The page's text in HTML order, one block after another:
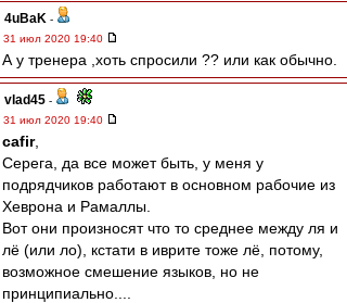
4uBaK -
31 июл 2020 19:40
А у тренера ,хоть спросили ?? или как обычно.
vlad45 -
31 июл 2020 19:40
cafir,
Серега, да все может быть, у меня у
подрядчиков работают в основном рабочие из
Хеврона и Рамаллы.
Вот они произносят что то среднее между ля и
лё (или ло), кстати в иврите тоже лё, потому,
возможное смешение языков, но не
принципиально....